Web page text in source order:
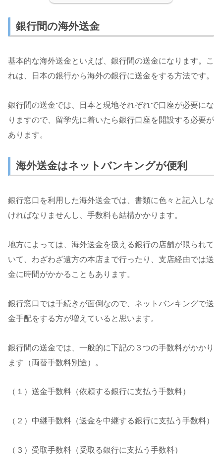
銀行間の海外送金
基本的な海外送金といえば、銀行間の送金になります。こ
れは、日本の銀行から海外の銀行に送金をする方法です。
銀行間の送金では、日本と現地それぞれで口座が必要にな
りますので、留学先に着いたら銀行口座を開設する必要が
あります。
海外送金はネットバンキングが便利
銀行窓口を利用した海外送金では、書類に色々と記入しな
ければなりませんし、手数料も結構かかります。
地方によっては、海外送金を扱える銀行の店舗が限られて
いて、わざわざ遠方の本店まで行ったり、支店経由では送
金に時間がかかることもあります。
銀行窓口では手続きが面倒なので、ネットバンキングで送
金手配をする方が増えていると思います。
銀行間の送金では、一般的に下記の３つの手数料がかかり
ます（両替手数料別途）。
（１）送金手数料（依頼する銀行に支払う手数料）
（２）中継手数料（送金を中継する銀行に支払う手数料）
（３）受取手数料（受取る銀行に支払う手数料）